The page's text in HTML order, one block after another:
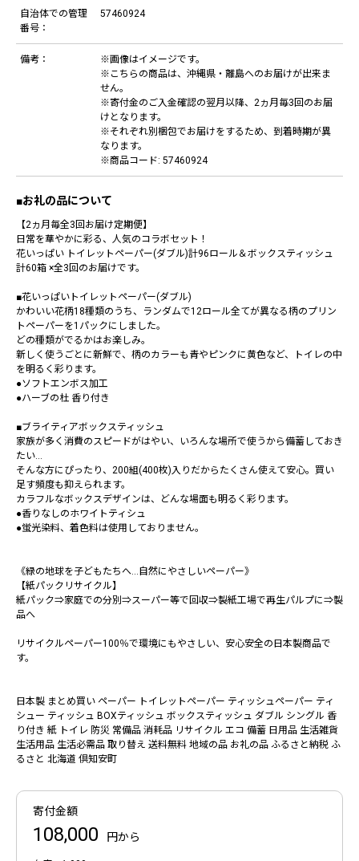
自治体での管理
番号：
57460924
備考：
※画像はイメージです。
※こちらの商品は、沖縄県・離島へのお届けが出来ま
せん。
※寄付金のご入金確認の翌月以降、2ヵ月毎3回のお届
けとなります。
※それぞれ別梱包でお届けをするため、到着時期が異
なります。
※商品コード: 57460924
■お礼の品について
【2ヵ月毎全3回お届け定期便】
日常を華やかに彩る、人気のコラボセット！
花いっぱい トイレットペーパー(ダブル)計96ロール＆ボックスティッシュ
計60箱 ×全3回のお届けです。
■花いっぱいトイレットペーパー(ダブル)
かわいい花柄18種類のうち、ランダムで12ロール全てが異なる柄のプリン
トペーパーを1パックにしました。
どの種類がでるかはお楽しみ。
新しく使うごとに新鮮で、柄のカラーも青やピンクに黄色など、トイレの中
を明るく彩ります。
●ソフトエンボス加工
●ハーブの杜 香り付き
■ブライティアボックスティッシュ
家族が多く消費のスピードがはやい、いろんな場所で使うから備蓄しておき
たい…
そんな方にぴったり、200組(400枚)入りだからたくさん使えて安心。買い
足す頻度も抑えられます。
カラフルなボックスデザインは、どんな場面も明るく彩ります。
●香りなしのホワイトティシュ
●蛍光染料、着色料は使用しておりません。
《緑の地球を子どもたちへ…自然にやさしいペーパー》
【紙パックリサイクル】
紙パック⇒家庭での分別⇒スーパー等で回収⇒製紙工場で再生パルプに⇒製
品へ
リサイクルペーパー100％で環境にもやさしい、安心安全の日本製商品で
す。
日本製 まとめ買い ペーパー トイレットペーパー ティッシュペーパー ティ
シュー ティッシュ BOXティッシュ ボックスティッシュ ダブル シングル 香
り付き 紙 トイレ 防災 常備品 消耗品 リサイクル エコ 備蓄 日用品 生活雑貨
生活用品 生活必需品 取り替え 送料無料 地域の品 お礼の品 ふるさと納税 ふ
るさと 北海道 倶知安町
寄付金額
108,000 円から